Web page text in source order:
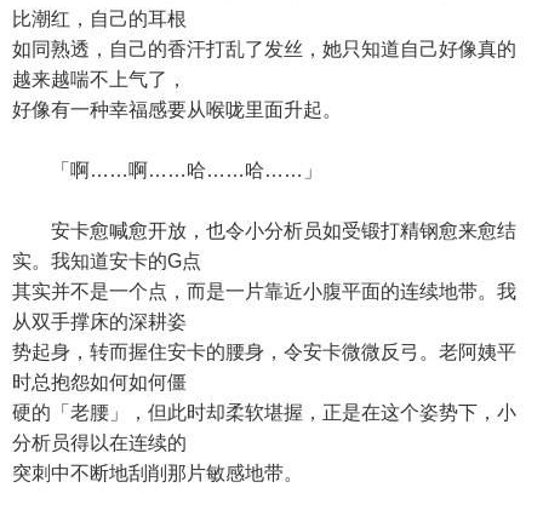
比潮红，自己的耳根
如同熟透，自己的香汗打乱了发丝，她只知道自己好像真的
越来越喘不上气了，
好像有一种幸福感要从喉咙里面升起。
「啊……啊……哈……哈……」
安卡愈喊愈开放，也令小分析员如受锻打精钢愈来愈结
实。我知道安卡的G点
其实并不是一个点，而是一片靠近小腹平面的连续地带。我
从双手撑床的深耕姿
势起身，转而握住安卡的腰身，令安卡微微反弓。老阿姨平
时总抱怨如何如何僵
硬的「老腰」，但此时却柔软堪握，正是在这个姿势下，小
分析员得以在连续的
突刺中不断地刮削那片敏感地带。